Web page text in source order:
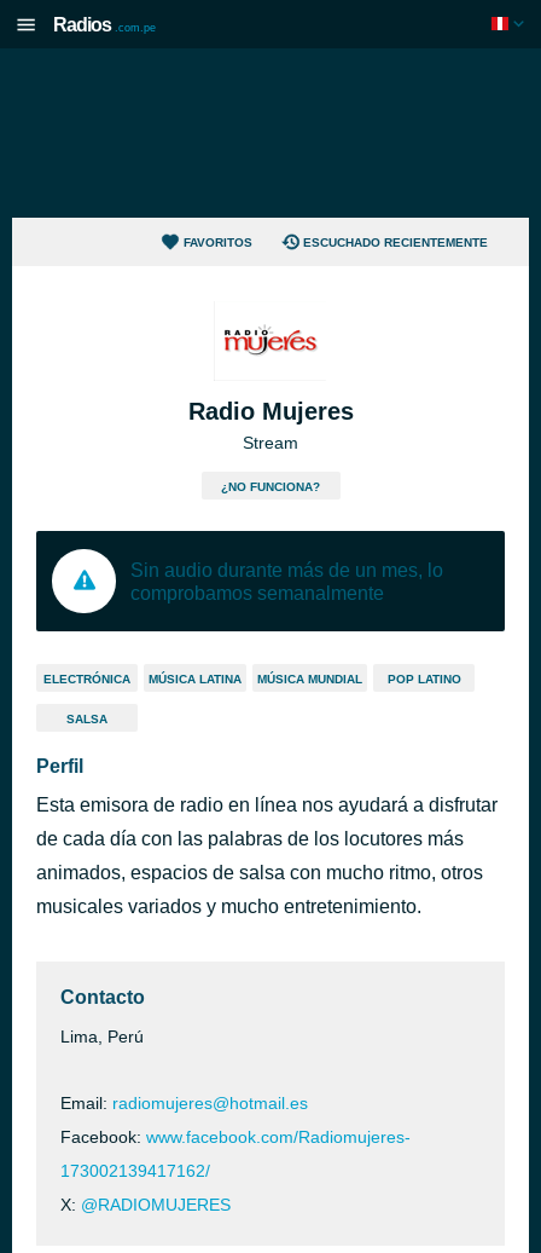
Radios .com.pe
FAVORITOS ESCUCHADO RECIENTEMENTE
Radio Mujeres
Stream
¿NO FUNCIONA?
Sin audio durante más de un mes, lo
comprobamos semanalmente
ELECTRÓNICA MÚSICA LATINA MÚSICA MUNDIAL POP LATINO
SALSA
Perfil
Esta emisora de radio en línea nos ayudará a disfrutar
de cada día con las palabras de los locutores más
animados, espacios de salsa con mucho ritmo, otros
musicales variados y mucho entretenimiento.
Contacto
Lima, Perú
Email: radiomujeres@hotmail.es
Facebook: www.facebook.com/Radiomujeres-
173002139417162/
X: @RADIOMUJERES